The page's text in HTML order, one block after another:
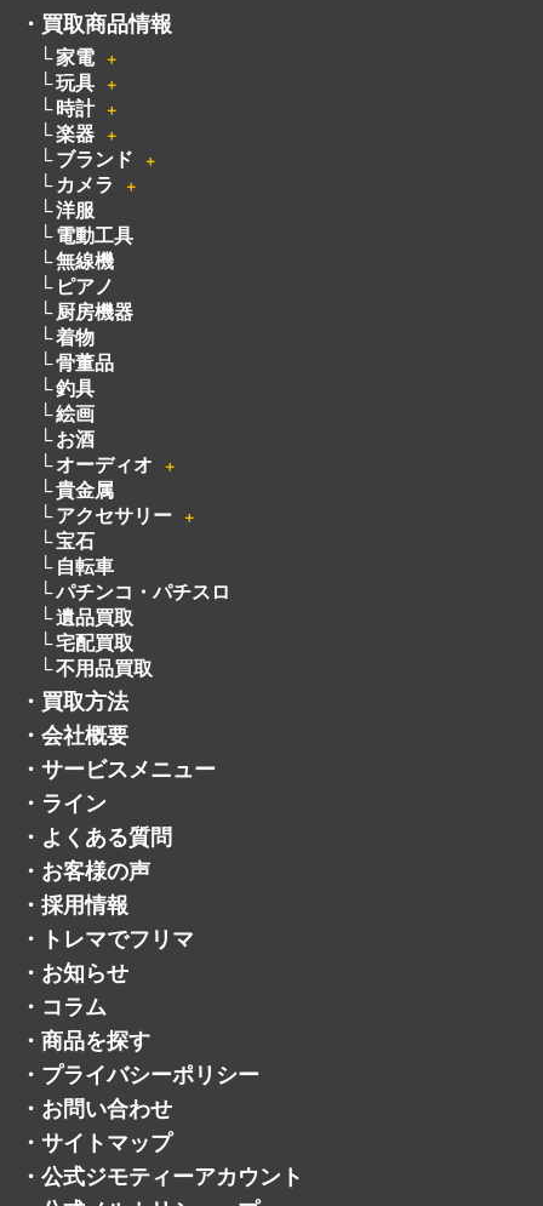
・ 買取商品情報
家電 ＋
玩具 ＋
時計 ＋
楽器 ＋
ブランド ＋
カメラ ＋
洋服
電動工具
無線機
ピアノ
厨房機器
着物
骨董品
釣具
絵画
お酒
オーディオ
＋
貴金属
アクセサリー
＋
宝石
自転車
パチンコ・パチスロ
遺品買取
宅配買取
不用品買取
・ 買取方法
・ 会社概要
・ サービスメニュー
・ ライン
・ よくある質問
・ お客様の声
・ 採用情報
・
トレマでフリマ
・ お知らせ
・ コラム
・ 商品を探す
・ プライバシーポリシー
・ お問い合わせ
・ サイトマップ
・ 公式ジモティーアカウント